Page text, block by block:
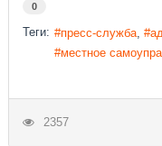
0
Теги: пресс-служба
местное
2357